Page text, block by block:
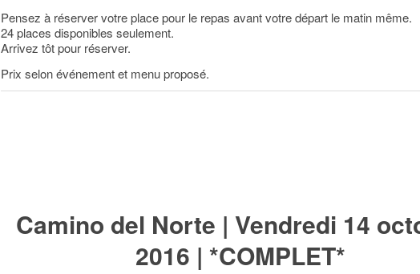
Pensez à réserver votre place pour le repas avant votre départ le matin même.
24 places disponibles seulement.
Arrivez tôt pour réserver.
Prix selon événement et menu proposé.
Camino del Norte | Vendredi 14
2016 | *COMPLET*